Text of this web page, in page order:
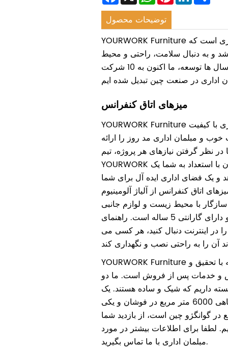
توضیحات محصول
YOURWORK Furniture تامین کننده مبلمان اداری است که
تاسیس شد و به دنبال سلامت، راحتی و محیط
زیست است. پس از سال ها توسعه، ما اکنون به 10 شرکت
میزهای اتاق کنفرانس
YOURWORK Furniture راه حل های فضای کاری با کیفیت
خوب و مبلمان اداری مد روز را ارائه
در نظر گرفتن نیازهای هر پروژه، تیم
YOURWORK متشکل از طراحان با استعداد به شما یک
و یک فضای اداری ایده آل برای شما
اتاق کنفرانس از آلیاژ آلومینیوم
سازگار با محیط زیست و لوازم جانبی
باکیفیت ساخته شده و دارای گارانتی 5 ساله است. راهنمای
در اینترنت دنبال کنید، هر کسی می
YOURWORK Furniture یک شرکت یکپارچه با تحقیق و
و خدمات پس از فروش است. ما دو
داریم که شیک و ساده هستند. یک
سالن بزرگ نمایشگاهی 6000 متر مربع در فوشان و یکی
مربع در گوانگژو چین است، از بازدید شما
لطفا برای اطلاعات بیشتر در مورد
مبلمان اداری با ما تماس بگیرید.